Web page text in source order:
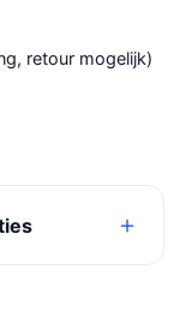
retour mogelijk)